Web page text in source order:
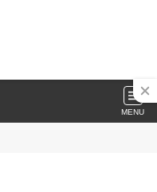
MENU